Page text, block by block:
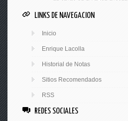
LINKS DE NAVEGACION
Inicio
Enrique Lacolla
Historial de Notas
Sitios Recomendados
RSS
REDES SOCIALES